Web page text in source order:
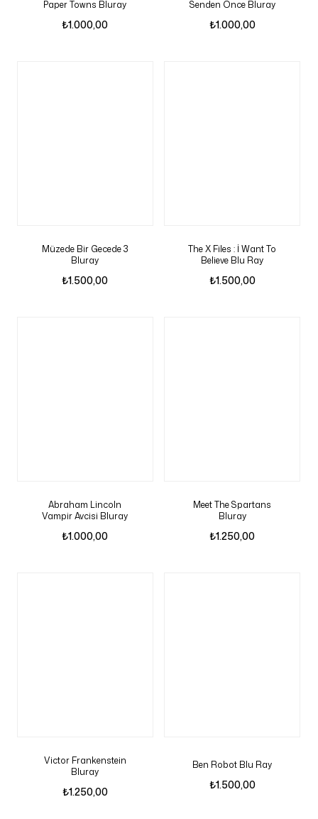
Paper Towns Bluray
₺1.000,00
Senden Önce Bluray
₺1.000,00
Müzede Bir Gecede 3
Bluray
₺1.500,00
The X Files : İ Want To
Believe Blu Ray
₺1.500,00
Abraham Lincoln
Vampir Avcisi Bluray
₺1.000,00
Meet The Spartans
Bluray
₺1.250,00
Victor Frankenstein
Bluray
₺1.250,00
Ben Robot Blu Ray
₺1.500,00